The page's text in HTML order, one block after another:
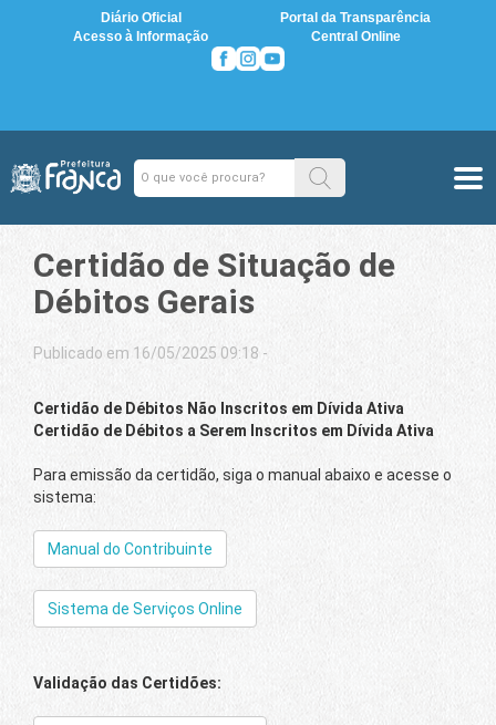
Diário Oficial
Portal da Transparência
Acesso à Informação
Central Online
Certidão de Situação de
Débitos Gerais
Publicado em 16/05/2025 09:18 -
Certidão de Débitos Não Inscritos em Dívida Ativa
Certidão de Débitos a Serem Inscritos em Dívida Ativa
Para emissão da certidão, siga o manual abaixo e acesse o
sistema:
Manual do Contribuinte
Sistema de Serviços Online
Validação das Certidões: